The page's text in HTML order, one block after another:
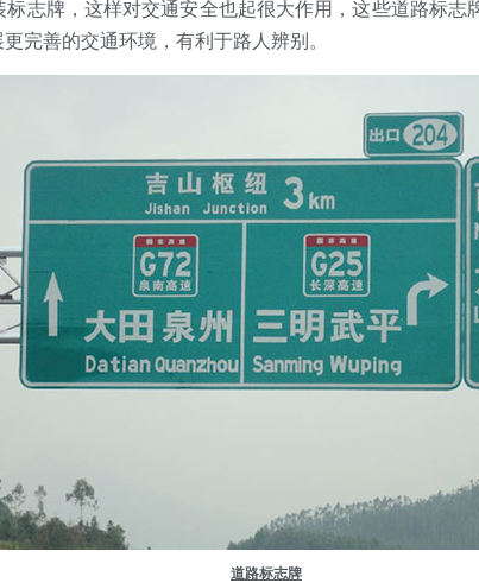
志牌，这样对交通安全也起很大作用，这些道路标
完善的交通环境，有利于路人辨别。
道路标志牌